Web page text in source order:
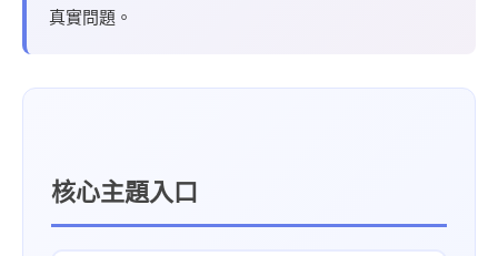
真實問題。
核心主題入口